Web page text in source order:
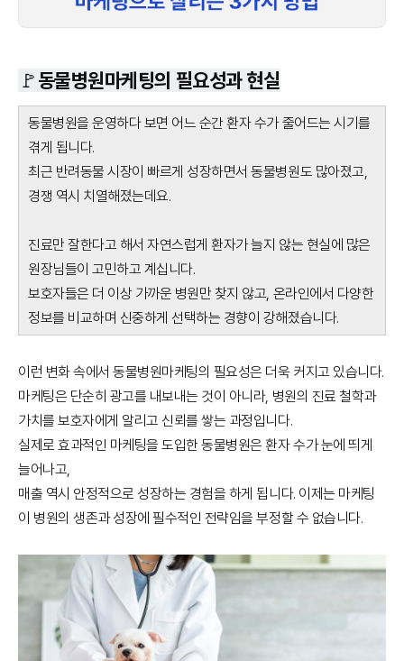
🚩동물병원마케팅의 필요성과 현실
동물병원을 운영하다 보면 어느 순간 환자 수가 줄어드는 시기를
겪게 됩니다.
최근 반려동물 시장이 빠르게 성장하면서 동물병원도 많아졌고,
경쟁 역시 치열해졌는데요.
진료만 잘한다고 해서 자연스럽게 환자가 늘지 않는 현실에 많은
원장님들이 고민하고 계십니다.
보호자들은 더 이상 가까운 병원만 찾지 않고, 온라인에서 다양한
정보를 비교하며 신중하게 선택하는 경향이 강해졌습니다.
이런 변화 속에서 동물병원마케팅의 필요성은 더욱 커지고 있습니다.
마케팅은 단순히 광고를 내보내는 것이 아니라, 병원의 진료 철학과
가치를 보호자에게 알리고 신뢰를 쌓는 과정입니다.
실제로 효과적인 마케팅을 도입한 동물병원은 환자 수가 눈에 띄게
늘어나고,
매출 역시 안정적으로 성장하는 경험을 하게 됩니다. 이제는 마케팅
이 병원의 생존과 성장에 필수적인 전략임을 부정할 수 없습니다.